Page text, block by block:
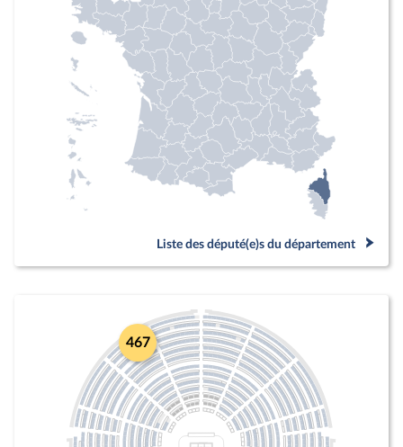
Liste des député(e)s du département
467